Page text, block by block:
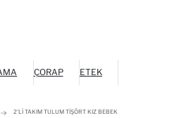
ÇORAP ETEK
2'LI TAKIM TULUM TIŞÖRT KIZ BEBEK